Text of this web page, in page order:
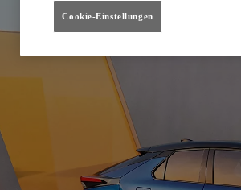
Cookie-Einstellungen